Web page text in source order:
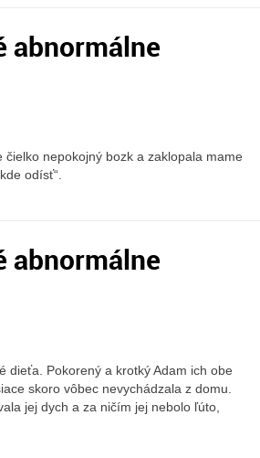
abnormálne
nepokojný bozk a zaklopala mame
odísť“.
abnormálne
dieťa. Pokorený a krotký Adam ich obe
skoro vôbec nevychádzala z domu.
jej dych a za ničím jej nebolo ľúto,